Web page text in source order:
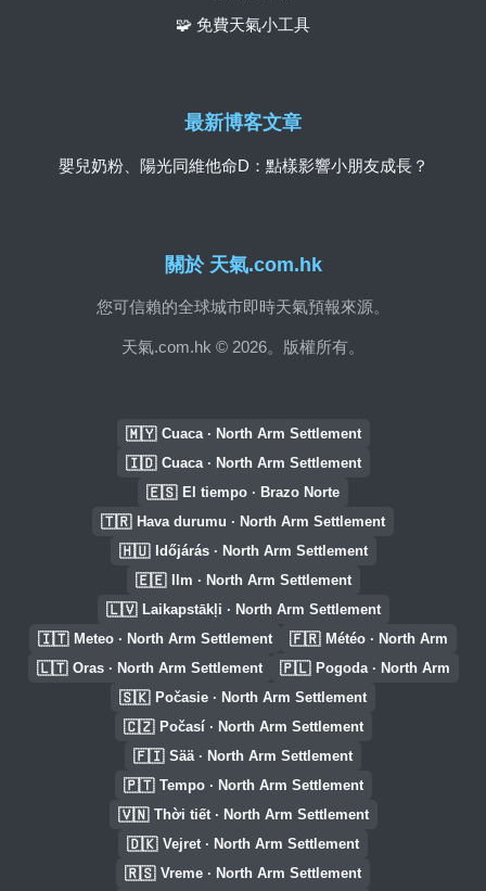
關於 天氣.com.hk
您可信賴的全球城市即時天氣預報來源。
天氣.com.hk © 2026。版權所有。
🧩 免費天氣小工具
最新博客文章
嬰兒奶粉、陽光同維他命D：點樣影響小朋友成長？
🇲🇾 Cuaca · North Arm Settlement
🇮🇩 Cuaca · North Arm Settlement
🇪🇸 El tiempo · Brazo Norte
🇹🇷 Hava durumu · North Arm Settlement
🇭🇺 Időjárás · North Arm Settlement
🇪🇪 Ilm · North Arm Settlement
🇱🇻 Laikapstākļi · North Arm Settlement
🇮🇹 Meteo · North Arm Settlement 🇫🇷 Météo · North Arm
🇱🇹 Oras · North Arm Settlement 🇵🇱 Pogoda · North Arm
🇸🇰 Počasie · North Arm Settlement
🇨🇿 Počasí · North Arm Settlement
🇫🇮 Sää · North Arm Settlement
🇵🇹 Tempo · North Arm Settlement
🇻🇳 Thời tiết · North Arm Settlement
🇩🇰 Vejret · North Arm Settlement
🇷🇸 Vreme · North Arm Settlement